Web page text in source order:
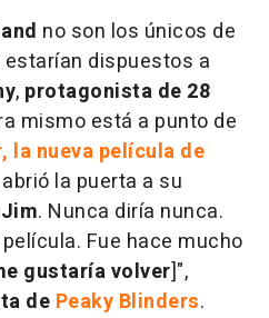
no son los únicos de
dispuestos a
, protagonista de 28
mismo está a punto de
la nueva película de
la puerta a su
. Nunca diría nunca.
Fue hace mucho
gustaría volver]",
de Peaky Blinders.